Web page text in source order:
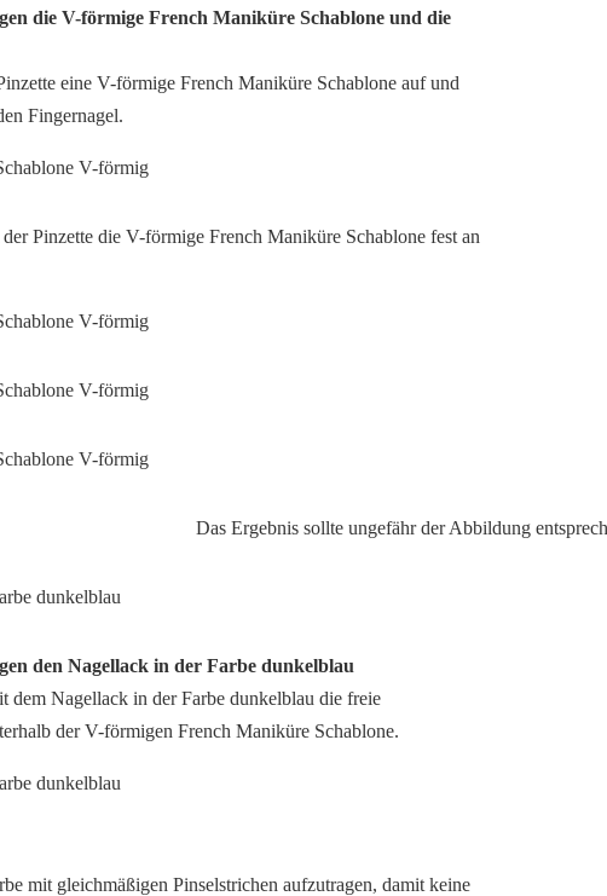
die V-förmige French Maniküre Schablone und die
eine V-förmige French Maniküre Schablone auf und
Fingernagel.
Pinzette die V-förmige French Maniküre Schablone fest an
Das Ergebnis sollte ungefähr der Abbildung
den Nagellack in der Farbe dunkelblau
dem Nagellack in der Farbe dunkelblau die freie
der V-förmigen French Maniküre Schablone.
mit gleichmäßigen Pinselstrichen aufzutragen, damit keine